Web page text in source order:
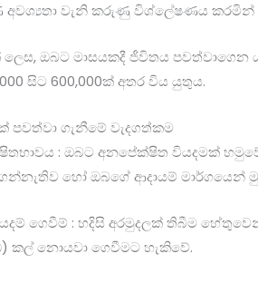
වැනි කරුණු විශ්ලේෂණය කරමින්
ඔබට මාසයකදී ජීවිතය පවත්වාගෙන
සිට 600,000ක් අතර විය යුතුය.
පවත්වා ගැනීමේ වැදගත්කම
: ඔබට අනපේක්ෂිත වියදමක්
හෝ ඔබගේ ආදායම් මාර්ගයෙන්
ගෙවීම් : හදිසි අරමුදලක් තිබීම
කල් නොයවා ගෙවීමට හැකිවේ.